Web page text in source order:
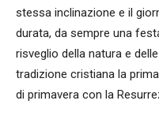
stessa inclinazione e il
durata, da sempre una
risveglio della natura e
tradizione cristiana la
di primavera con la